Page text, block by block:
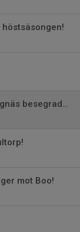
Tredje raka segern då Viljan Strängnäs besegrades med 5-0!
mot Boo!